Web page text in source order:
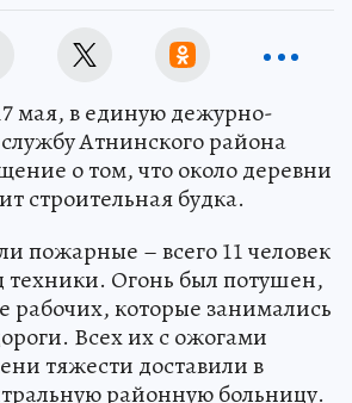
мая, в единую дежурно-
Атнинского района
о том, что около деревни
строительная будка.
пожарные – всего 11 человек
Огонь был потушен,
рабочих, которые занимались
Всех их с ожогами
тяжести доставили в
районную больницу.